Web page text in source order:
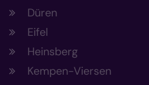
Düren
Eifel
Heinsberg
Kempen-Viersen